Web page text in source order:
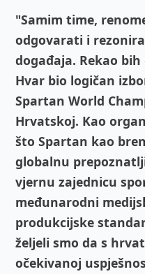
"Samim time,
odgovarati i
događaja. Rekao
Hvar bio logičan
Spartan World
Hrvatskoj. Kao
što Spartan kao
globalnu
vjernu zajednicu
međunarodni
produkcijske
željeli smo da s
očekivanoj